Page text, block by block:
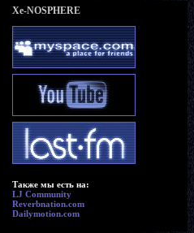
Xe-NOSPHERE
Также мы есть на:
LJ Community
Reverbnation.com
Dailymotion.com